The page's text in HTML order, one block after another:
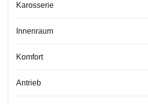
Karosserie
Innenraum
Komfort
Antrieb